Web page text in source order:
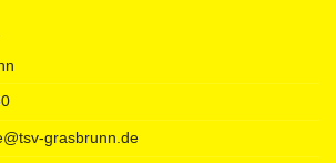
grasbrunn.de